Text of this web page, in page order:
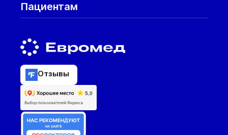
Пациентам
Отзывы